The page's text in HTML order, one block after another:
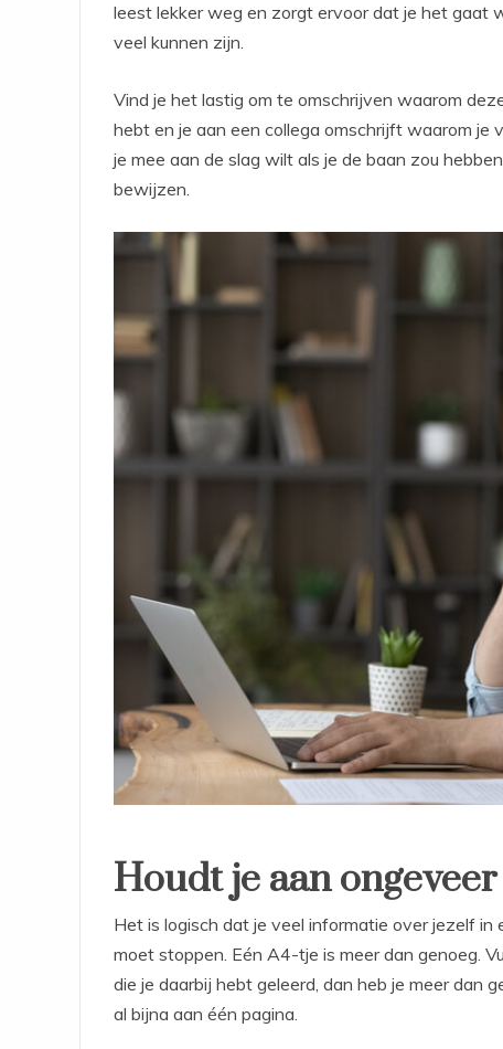
leest lekker weg en zorgt ervoor dat je het gaat
veel kunnen zijn.
Vind je het lastig om te omschrijven waarom
hebt en je aan een collega omschrijft waarom je
je mee aan de slag wilt als je de baan zou
bewijzen.
Houdt je aan ongeveer
Het is logisch dat je veel informatie over jezelf
moet stoppen. Eén A4-tje is meer dan genoeg.
die je daarbij hebt geleerd, dan heb je meer dan
al bijna aan één pagina.